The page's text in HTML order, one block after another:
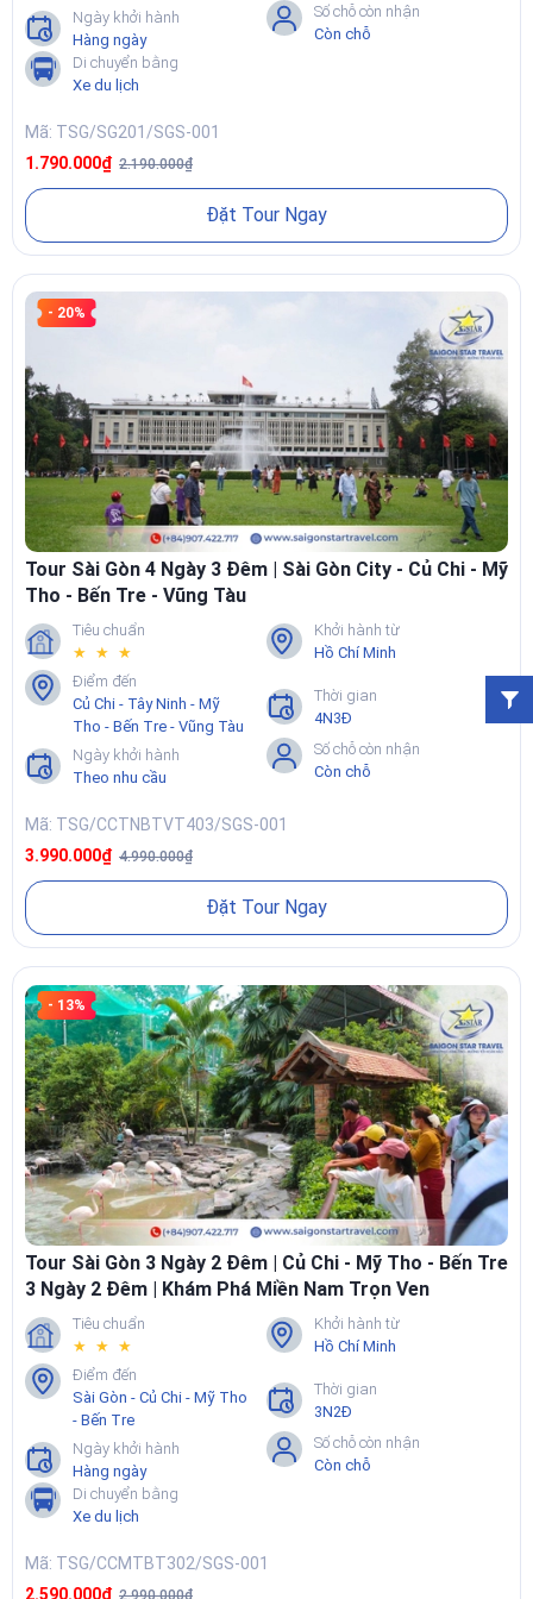
khoai mì, trà nóng.
📌Xem chi tiết tại: Tour Địa đạo Củ Chi 1 Ngày
4. Tour Sài Gòn 2 Ngày 1 Đêm
Khi bạn có trọn vẹn một cuối tuần,tour Sài Gòn 2 ngày 1 đêmlà
lựa chọn cân bằng giữa city tour và ngoại thành. Ngày 1 khám phá
trung tâm Sài Gòn; Ngày 2 linh hoạt chọn tuyến Địa đạo Củ Chi –
Đền Bến Dược – KDL sinh thái Củ Chi hoặc Mỹ Tho – Bến Tre
(Mekong) với thuyền lớn, xuồng chèo, vườn trái cây và đờn ca tài
tử.
📌Xem chi tiết tại: Tour Sài Gòn 2 Ngày 1 Đêm
5. Tour Sài Gòn 3 Ngày 2 Đêm – Củ Chi – Mỹ Tho – Bến
Tre
Dành cho khách có quỹ thời gian 3 ngày, muốn kết hợp đầy đủ Sài
Gòn – Củ Chi – Mekong. Lịch trình thường gồm city tour ngày đầu,
một ngày dành cho Địa đạo Củ Chi và một ngày xuống Mỹ Tho –
Bến Tre, đi thuyền sông Tiền, tham quan cồn, lò kẹo dừa, xuồng
chèo rạch dừa nước.
📌Xem chi tiết tại:Tour Sài Gòn 3 Ngày 2 Đêm – Củ Chi – Mỹ Tho –
Bến Tre
6. Tour Sài Gòn 4 Ngày 3 Đêm – Củ Chi – Mỹ Tho – Bến
Tre – Vũng Tàu
Đây là góitour miền Nam 4 ngày 3 đêm
hợp trọn bộ Sài Gòn – Củ Chi – Mekong – Vũng Tàu trong một hành
Ngày khởi hành
Hàng ngày
Số chỗ còn nhận
Còn chỗ
Di chuyển bằng
Xe du lịch
Mã: TSG/SG201/SGS-001
1.790.000₫ 2.190.000₫
Đặt Tour Ngay
- 20%
Tour Sài Gòn 4 Ngày 3 Đêm | Sài Gòn City - Củ Chi - Mỹ
Tho - Bến Tre - Vũng Tàu
Tiêu chuẩn
★ ★ ★
Khởi hành từ
Hồ Chí Minh
Điểm đến
Củ Chi - Tây Ninh - Mỹ
Tho - Bến Tre - Vũng Tàu
Thời gian
4N3Đ
Ngày khởi hành
Theo nhu cầu
Số chỗ còn nhận
Còn chỗ
Mã: TSG/CCTNBTVT403/SGS-001
3.990.000₫ 4.990.000₫
Đặt Tour Ngay
- 13%
Tour Sài Gòn 3 Ngày 2 Đêm | Củ Chi - Mỹ Tho - Bến Tre
3 Ngày 2 Đêm | Khám Phá Miền Nam Trọn Ven
Tiêu chuẩn
★ ★ ★
Khởi hành từ
Hồ Chí Minh
Điểm đến
Sài Gòn - Củ Chi - Mỹ Tho
- Bến Tre
Thời gian
3N2Đ
Ngày khởi hành
Hàng ngày
Số chỗ còn nhận
Còn chỗ
Di chuyển bằng
Xe du lịch
Mã: TSG/CCMTBT302/SGS-001
2.590.000₫ 2.990.000₫